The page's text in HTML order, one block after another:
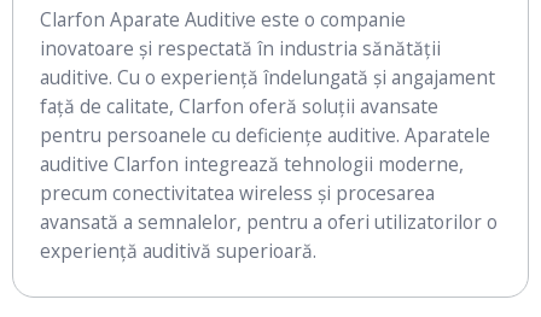
Clarfon Aparate Auditive este o companie
inovatoare și respectată în industria sănătății
auditive. Cu o experiență îndelungată și angajament
față de calitate, Clarfon oferă soluții avansate
pentru persoanele cu deficiențe auditive. Aparatele
auditive Clarfon integrează tehnologii moderne,
precum conectivitatea wireless și procesarea
avansată a semnalelor, pentru a oferi utilizatorilor o
experiență auditivă superioară.